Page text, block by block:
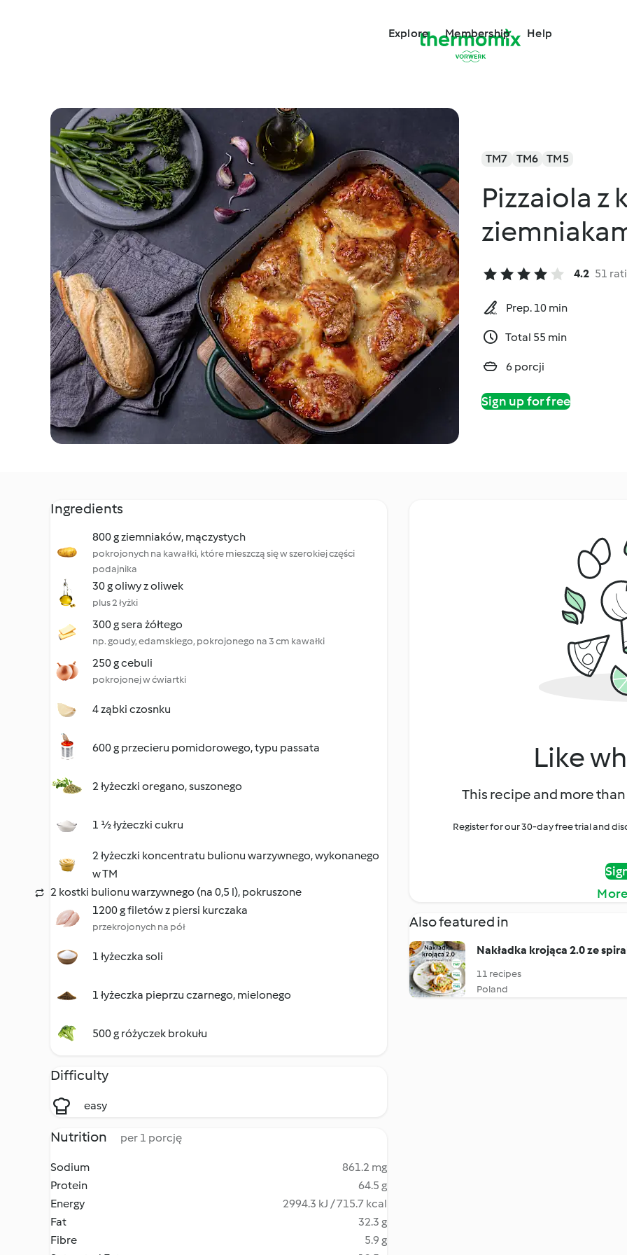
Explore Membership Help
TM7 TM6 TM5
Pizzaiola z
4.2 51
Prep. 10 min
Total 55 min
6 porcji
Sign up for free
Ingredients
800 g ziemniaków, mączystych
pokrojonych na kawałki, które mieszczą się w szerokiej części
podajnika
30 g oliwy z oliwek
plus 2 łyżki
300 g sera żółtego
np. goudy, edamskiego, pokrojonego na 3 cm kawałki
250 g cebuli
pokrojonej w ćwiartki
4 ząbki czosnku
600 g przecieru pomidorowego, typu passata
2 łyżeczki oregano, suszonego
1 ½ łyżeczki cukru
2 łyżeczki koncentratu bulionu warzywnego, wykonanego
w TM
2 kostki bulionu warzywnego (na 0,5 l), pokruszone
1200 g filetów z piersi kurczaka
przekrojonych na pół
1 łyżeczka soli
1 łyżeczka pieprzu czarnego, mielonego
500 g różyczek brokułu
Difficulty
easy
Nutrition per 1 porcję
Sodium
861.2 mg
Protein
64.5 g
Energy
2994.3 kJ / 715.7 kcal
Fat
32.3 g
Fibre
5.9 g
Like
This recipe and more
Register for our 30-day free trial and
Also featured in
Nakładka krojąca 2.0 ze
11 recipes
Poland